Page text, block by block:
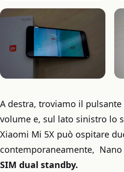
A destra, troviamo il
volume e, sul lato sinistro lo
Xiaomi Mi 5X può ospitare
contemporaneamente, Nano
SIM dual standby.